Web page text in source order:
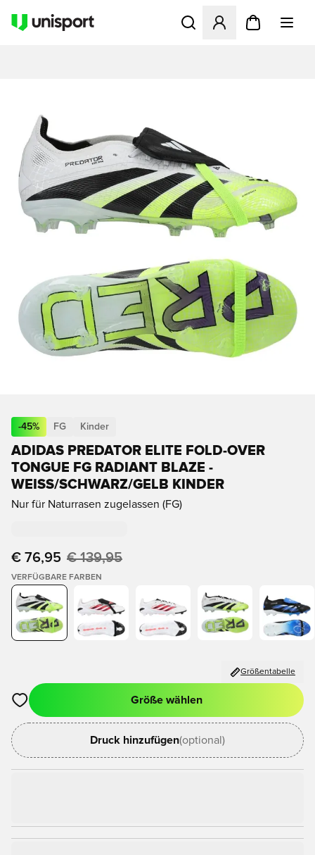
Öffnet ein Fenster zum
-45% FG Kinder
ADIDAS PREDATOR ELITE FOLD-OVER
TONGUE FG RADIANT BLAZE -
WEISS/SCHWARZ/GELB KINDER
Nur für Naturrasen zugelassen (FG)
€ 76,95 € 139,95
VERFÜGBARE FARBEN
Größentabelle
Öffnet ein Fenster zum Anmelden oder Registrieren als
Größe wählen
Druck hinzufügen(optional)